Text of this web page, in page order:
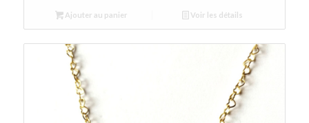
Ajouter au panier Voir les détails